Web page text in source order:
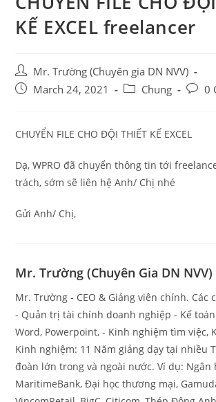
KẾ EXCEL freelancer
Post
author:
Mr. Trường (Chuyên gia DN NVV)
PostMarch 24, 2021
PostChung
Post0
CHUYỂN FILE CHO ĐỘI THIẾT KẾ EXCEL
Dạ, WPRO đã chuyển thông tin tới
trách, sớm sẽ liên hệ Anh/ Chị nhé
Gửi Anh/ Chị,
Mr. Trường (Chuyên Gia DN NVV)
Mr. Trường - CEO & Giảng viên chính. Các
- Quản trị tài chính doanh nghiệp - Kế
Word, Powerpoint, - Kinh nghiệm tìm việc,
Kinh nghiệm: 11 Năm giảng dạy tại nhiều
đoàn lớn trong và ngoài nước. Ví dụ: Ngân
MaritimeBank, Đại học thương mại,